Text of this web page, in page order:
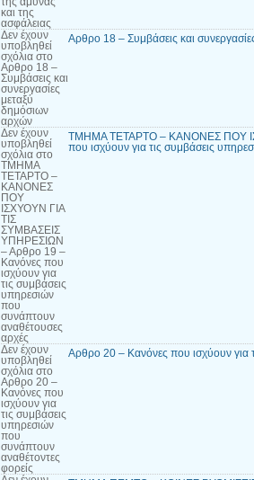
και της
ασφάλειας
Δεν έχουν
υποβληθεί
σχόλια στο
Αρθρο 18 –
Συμβάσεις και
συνεργασίες
μεταξύ
δημόσιων
αρχών
Αρθρο 18 – Συμβάσεις και
Δεν έχουν
υποβληθεί
σχόλια στο
ΤΜΗΜΑ
ΤΕΤΑΡΤΟ –
ΚΑΝΟΝΕΣ
ΠΟΥ
ΙΣΧΥΟΥΝ ΓΙΑ
ΤΙΣ
ΣΥΜΒΑΣΕΙΣ
ΥΠΗΡΕΣΙΩΝ
– Αρθρο 19 –
Κανόνες που
ισχύουν για
τις συμβάσεις
υπηρεσιών
που
συνάπτουν
αναθέτουσες
αρχές
ΤΜΗΜΑ ΤΕΤΑΡΤΟ – ΚΑΝΟΝΕΣ ΠΟΥ
που ισχύουν για τις συμβάσεις
Δεν έχουν
υποβληθεί
σχόλια στο
Αρθρο 20 –
Κανόνες που
ισχύουν για
τις συμβάσεις
υπηρεσιών
που
συνάπτουν
αναθέτοντες
φορείς
Αρθρο 20 – Κανόνες που ισχύουν για